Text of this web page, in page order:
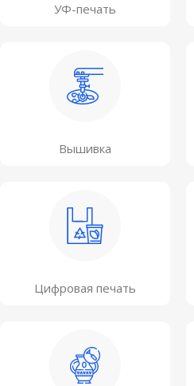
УФ-печать
Вышивка
Цифровая печать